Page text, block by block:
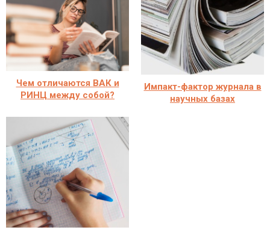
Чем отличаются ВАК и
РИНЦ между собой?
Импакт-фактор журнала в
научных базах